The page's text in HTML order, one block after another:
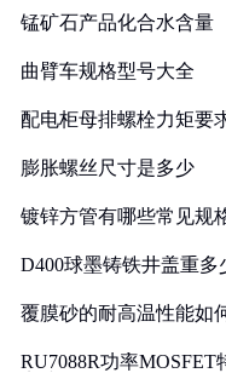
锰矿石产品化合水含量
曲臂车规格型号大全
配电柜母排螺栓力矩要
膨胀螺丝尺寸是多少
镀锌方管有哪些常见规
D400球墨铸铁井盖重多
覆膜砂的耐高温性能如
RU7088R功率